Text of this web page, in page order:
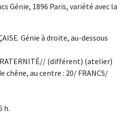
Génie, 1896 Paris, variété avec la
Génie à droite, au-dessous
(différent) (atelier)
chêne, au centre : 20/ FRANCS/
h.